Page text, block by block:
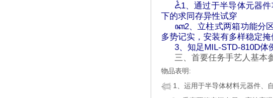
ꦍ1、通过于半导体元器
下的求同存异性试穿
ꦏ2、立柱式两箱功能分
多势记实，安装有多样稳定掩
3、知足MIL-STD-810D体
三、首要任务手艺人基本
物品表明:
𓆉 1、运用于半导体材料元器件、自